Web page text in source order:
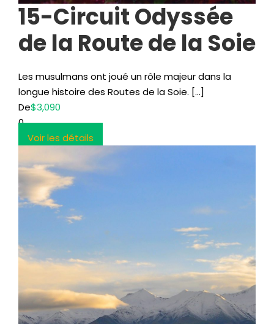
15-Circuit Odyssée
de la Route de la Soie
Les musulmans ont joué un rôle majeur dans la
longue histoire des Routes de la Soie. […]
De$3,090
0
Voir les détails